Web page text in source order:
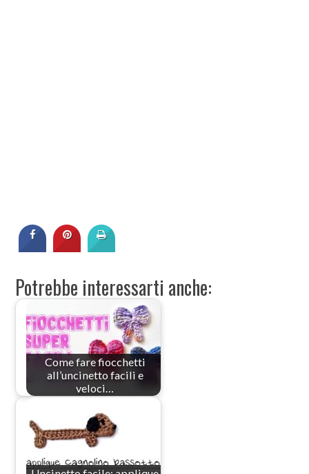
Potrebbe interessarti anche:
Come fare fiocchetti
all’uncinetto facili e
veloci…